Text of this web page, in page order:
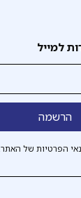
למייל
הפרטיות של האתר.